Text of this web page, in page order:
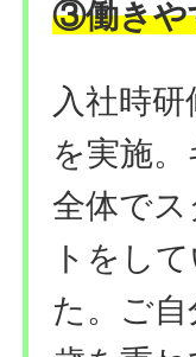
③働きや
入社時
を実施
全体で
トをし
た。ご